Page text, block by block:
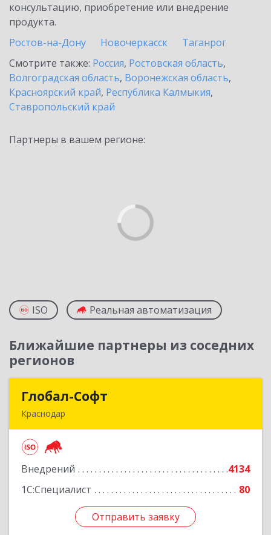
консультацию, приобретение или внедрение
продукта.
Ростов-на-Дону
Новочеркасск
Таганрог
Смотрите также: Россия, Ростовская область,
Волгоградская область, Воронежская область,
Красноярский край, Республика Калмыкия,
Ставропольский край
Партнеры в вашем регионе:
ISO Реальная автоматизация
Ближайшие партнеры из соседних
регионов
Глобал-Софт
Краснодар
Внедрений
4134
1С:Специалист
80
Отправить заявку
Подробнее
Отправить заявку